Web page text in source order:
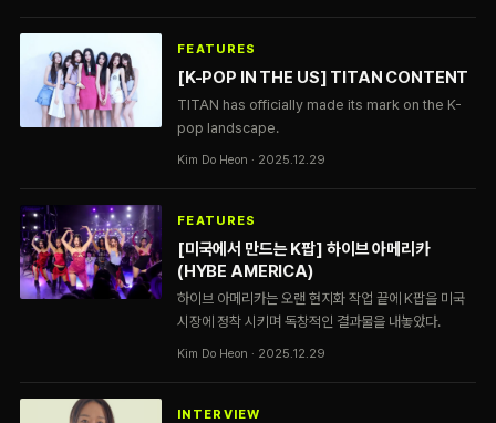
FEATURES
[K-POP IN THE US] TITAN CONTENT
TITAN has officially made its mark on the K-
pop landscape.
Kim Do Heon · 2025.12.29
FEATURES
[미국에서 만드는 K팝] 하이브 아메리카
(HYBE AMERICA)
하이브 아메리카는 오랜 현지화 작업 끝에 K팝을 미국
시장에 정착 시키며 독창적인 결과물을 내놓았다.
Kim Do Heon · 2025.12.29
INTERVIEW